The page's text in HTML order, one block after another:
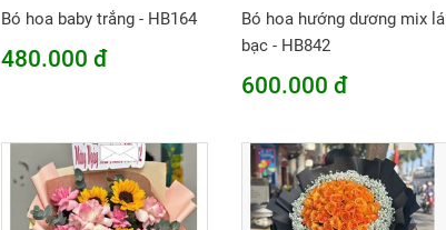
Bó hoa baby trắng - HB164
480.000 đ
Bó hoa hướng dương mix lá
bạc - HB842
600.000 đ